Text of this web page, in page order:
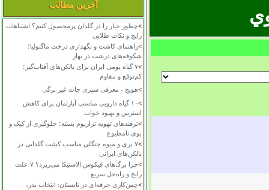
آخرین مطالب
>چطور خیار را در گلدان پرمحصول کنیم؟ اشتباهات
رایج و نکات طلایی
>راهنمای کاشت و نگهداری درخت ماگنولیا؛
شکوفه‌های درشت در بهار
>
۷ گیاه بومی ایران برای بالکن‌های آفتاب‌گیر؛
کم‌توقع و مقاوم
>هویج - معرفی سبزی جات غیر برگی
>
۱۰ گیاه دارویی مناسب آپارتمان برای کاهش
استرس و بهبود خواب
>ترفندهای تهویه تراریوم بسته؛ جلوگیری از کپک و
بوی نامطبوع
>
۷ بری و میوه جنگلی مناسب کشت گلدانی در
بالکن‌های ایرانی
>
چرا برگ‌های فیکوس الاستیکا می‌ریزد؟ ۷ علت
رایج و راه‌حل سریع
>چمن‌کاری حرفه‌ای در تابستان: انتخاب بذر،